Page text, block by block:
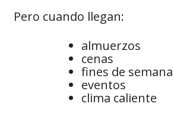
Pero cuando llegan:
almuerzos
cenas
fines de semana
eventos
clima caliente